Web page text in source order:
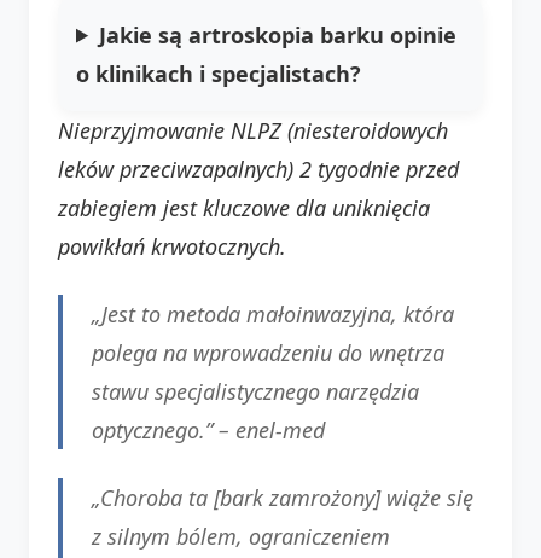
Jakie są artroskopia barku opinie
o klinikach i specjalistach?
Nieprzyjmowanie NLPZ (niesteroidowych
leków przeciwzapalnych) 2 tygodnie przed
zabiegiem jest kluczowe dla uniknięcia
powikłań krwotocznych.
„Jest to metoda małoinwazyjna, która
polega na wprowadzeniu do wnętrza
stawu specjalistycznego narzędzia
optycznego.” – enel-med
„Choroba ta [bark zamrożony] wiąże się
z silnym bólem, ograniczeniem